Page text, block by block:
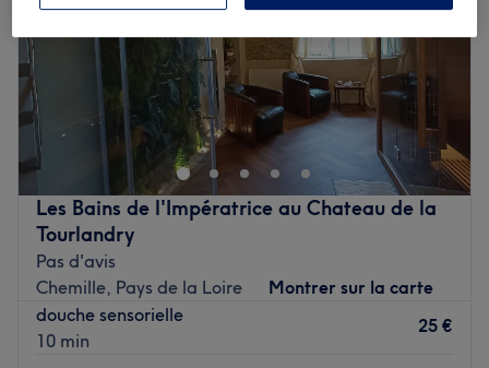
Les Bains de l'Impératrice au Chateau de la
Tourlandry
Pas d'avis
Chemille, Pays de la Loire
Montrer sur la carte
douche sensorielle
10 min
25 €